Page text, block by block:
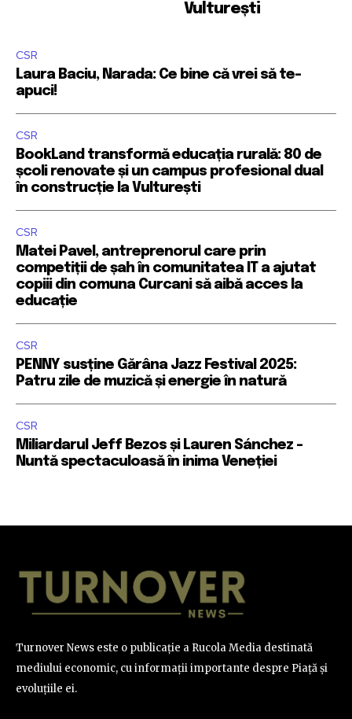
Vulturești
CSR
Laura Baciu, Narada: Ce bine că vrei să te-
apuci!
CSR
BookLand transformă educația rurală: 80 de
școli renovate și un campus profesional dual
în construcție la Vulturești
CSR
Matei Pavel, antreprenorul care prin
competiții de șah în comunitatea IT a ajutat
copiii din comuna Curcani să aibă acces la
educație
CSR
PENNY susține Gărâna Jazz Festival 2025:
Patru zile de muzică și energie în natură
CSR
Miliardarul Jeff Bezos și Lauren Sánchez –
Nuntă spectaculoasă în inima Veneției
Turnover News este o publicație a Rucola Media destinată
mediului economic, cu informații importante despre Piață și
evoluțiile ei.